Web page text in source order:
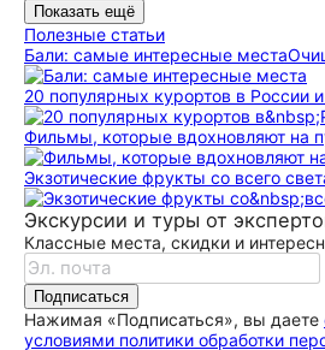
Показать ещё
Полезные статьи
Бали: самые интересные места
20 популярных курортов в России
Фильмы, которые вдохновляют на
Экзотические фрукты со всего
Экскурсии и туры от
Классные места, скидки и
Подписаться
Нажимая «Подписаться», вы даете
условиями политики обработки